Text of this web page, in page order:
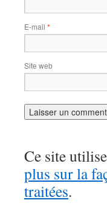
E-mail *
Site web
Ce site
plus sur la
traitées.